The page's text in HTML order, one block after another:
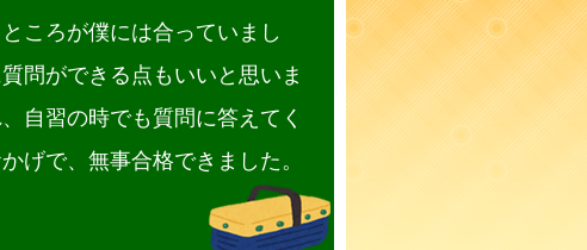
ころが僕には合っていまし
問ができる点もいいと思いま
自習の時でも質問に答えてく
げで、無事合格できました。